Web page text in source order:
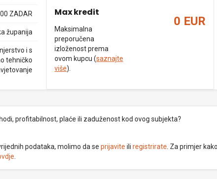
ZADAR
županija
i s
tehničko
Max kredit
Maksimalna
preporučena
izloženost prema
ovom kupcu (saznajte
više).
0 EUR
profitabilnost, plaće ili zaduženost kod ovog subjekta?
podataka, molimo da se prijavite ili registrirate . Za primjer